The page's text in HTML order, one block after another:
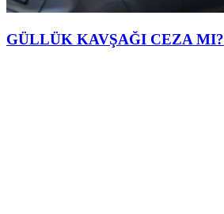
GÜLLÜK KAVŞAĞI CEZA MI?